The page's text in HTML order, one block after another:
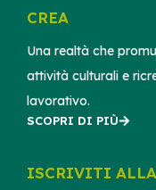
CREA
Una realtà che
attività culturali e
lavorativo.
SCOPRI DI PIÙ
ISCRIVITI ALLA